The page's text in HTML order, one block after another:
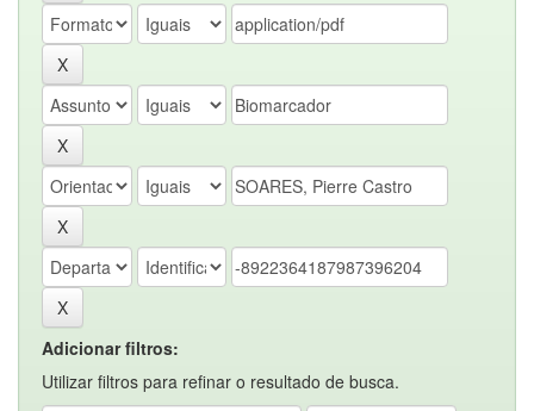
Adicionar filtros:
Utilizar filtros para refinar o resultado de busca.